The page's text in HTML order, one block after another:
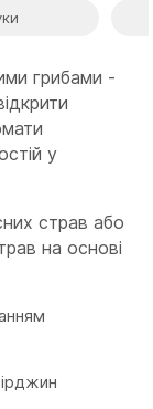
грибами -
у
страв або
на основі